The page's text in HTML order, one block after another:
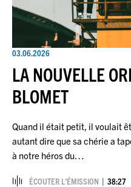
03.06.2026
LA NOUVELLE
BLOMET
Quand il était petit, il voulait
autant dire que sa chérie a
à notre héros du…
ÉCOUTER L’ÉMISSION 38:27